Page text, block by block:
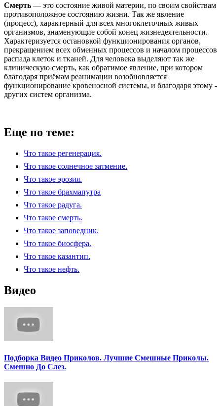
Смерть — это состояние живой материи, по своим свойствам
противоположное состоянию жизни. Так же явление
(процесс), характерный для всех многоклеточных живых
организмов, знаменующие собой конец жизнедеятельности.
Характеризуется остановкой функционирования органов,
прекращением всех обменных процессов и началом процессов
распада клеток и тканей. Для человека выделяют так же
клиническую смерть, как обратимое явление, при котором
благодаря приёмам реанимации возобновляется
функционирование кровеносной системы, и благодаря этому -
других систем организма.
Еще по теме:
Что такое регенерация.
Что такое солнечное затмение.
Что такое эрозия.
Что такое брахмапутра
Что такое радуга.
Что такое смерть.
Что такое заповедник.
Что такое биосфера.
Что такое казантип.
Что такое нефть.
Видео
Подборка Видео Приколов. Лучшие Смешные Приколы.
Смешно До Слез.